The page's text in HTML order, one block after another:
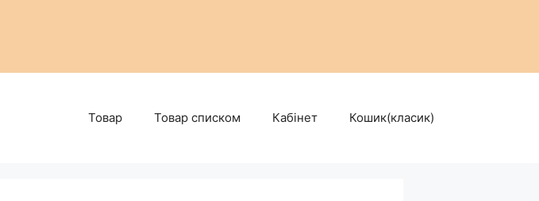
Товар Товар списком Кабінет Кошик(класик)